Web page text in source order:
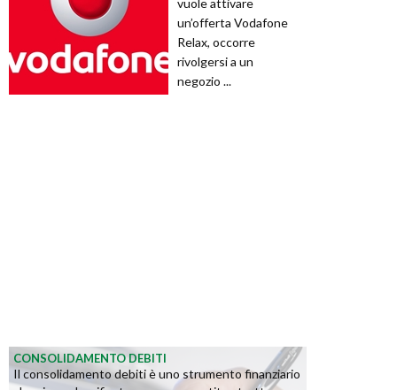
vuole attivare
un’offerta Vodafone
Relax, occorre
rivolgersi a un
negozio ...
CONSOLIDAMENTO DEBITI
Il consolidamento debiti è uno strumento finanziario